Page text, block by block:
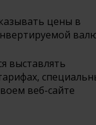
цены в
выставлять
веб-сайте